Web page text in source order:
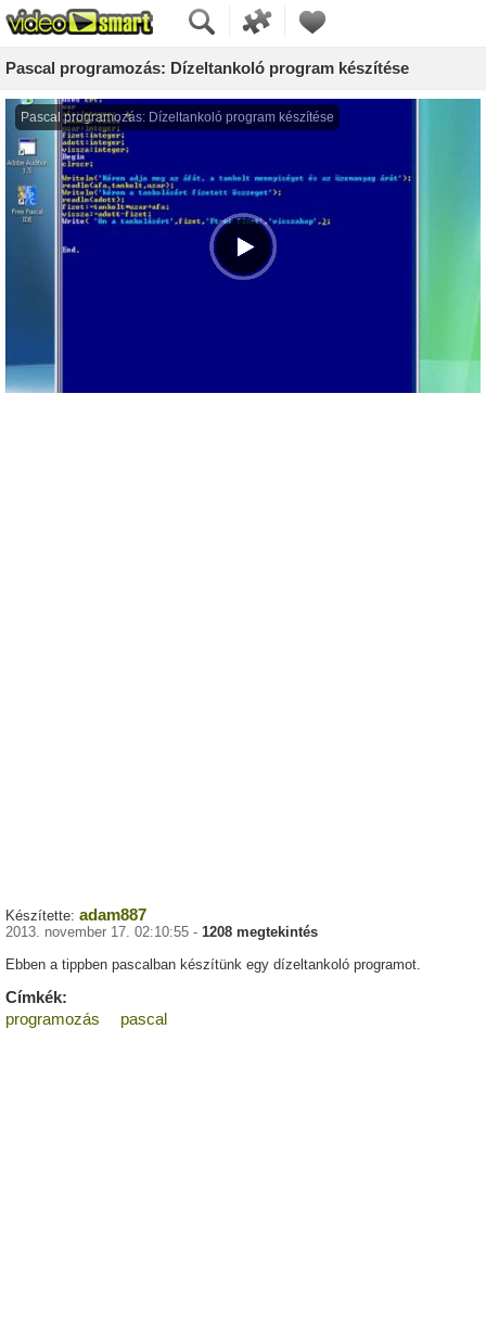
Pascal programozás: Dízeltankoló program készítése
Készítette: adam887
2013. november 17. 02:10:55 - 1208 megtekintés
Ebben a tippben pascalban készítünk egy dízeltankoló programot.
Címkék:
programozás
pascal